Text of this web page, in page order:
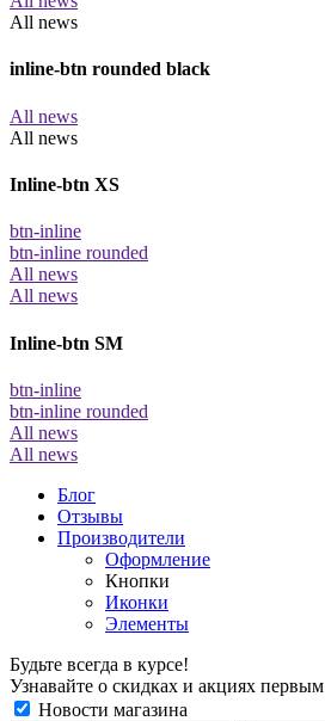
All news
inline-btn rounded black
All news
All news
Inline-btn XS
btn-inline
btn-inline rounded
All news
All news
Inline-btn SM
btn-inline
btn-inline rounded
All news
All news
Блог
Отзывы
Производители
Оформление
Кнопки
Иконки
Элементы
Будьте всегда в курсе!
Узнавайте о скидках и акциях первым
Новости магазина